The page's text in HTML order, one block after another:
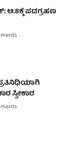
ಆ.8ಕ್ಕೆ ಪದಗ್ರಹಣ
ಸ್ವೀಕಾರ